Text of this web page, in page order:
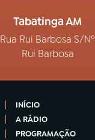
Tabatinga AM
Rua Rui Barbosa S/Nº
Rui Barbosa
INÍCIO
A RÁDIO
PROGRAMAÇÃO